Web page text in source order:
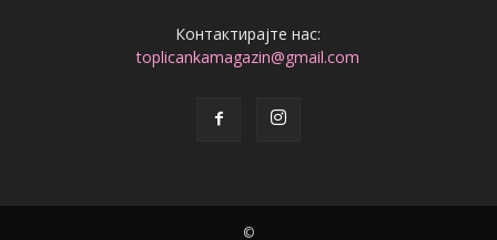
Контактирајте нас:
toplicankamagazin@gmail.com
©